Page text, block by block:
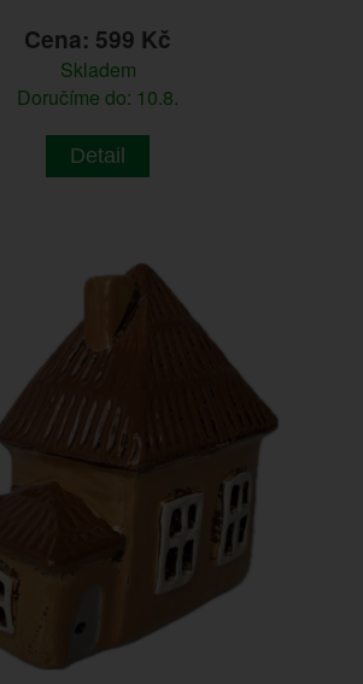
Cena: 599 Kč
Skladem
Doručíme do: 10.8.
Detail